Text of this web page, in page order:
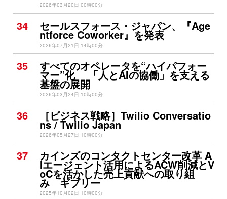
2026年03月20日 00時00分
34 セールスフォース・ジャパン、『Age
ntforce Coworker』を発表
2026年07月21日 14時00分
35 すべてのオペレータを“ハイパフォー
マー”化 「人とAIの協働」を支える
基盤の展開
2026年03月24日 10時00分
36 ［ビジネス戦略］Twilio Conversatio
ns / Twilio Japan
2026年05月27日 10時00分
37 カインズのコンタクトセンター改革 A
Iエージェント活用によるACW削減とV
oCを活かした売上貢献への取り組
み ギブリー
2025年10月02日 10時00分